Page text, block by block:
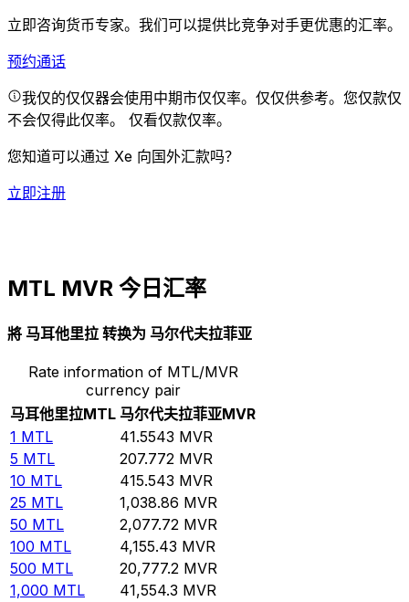
立即咨询货币专家。 我们可以提供比竞争对手更优惠的汇率。
预约通话
我仅的仅仅器会使用中期市仅仅率。仅仅供参考。您仅款仅
不会仅得此仅率。 仅看仅款仅率。
您知道可以通过 Xe 向国外汇款吗？
立即注册
MTL MVR 今日汇率
將 马耳他里拉 转换为 马尔代夫拉菲亚
Rate information of MTL/MVR
currency pair
马耳他里拉MTL 马尔代夫拉菲亚MVR
1 MTL 41.5543 MVR
5 MTL 207.772 MVR
10 MTL 415.543 MVR
25 MTL 1,038.86 MVR
50 MTL 2,077.72 MVR
100 MTL 4,155.43 MVR
500 MTL 20,777.2 MVR
1,000 MTL 41,554.3 MVR